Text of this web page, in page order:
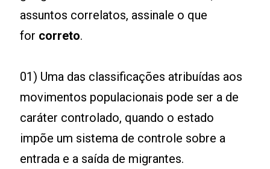
assuntos correlatos, assinale o que
for correto.
01) Uma das classificações atribuídas aos
movimentos populacionais pode ser a de
caráter controlado, quando o estado
impõe um sistema de controle sobre a
entrada e a saída de migrantes.